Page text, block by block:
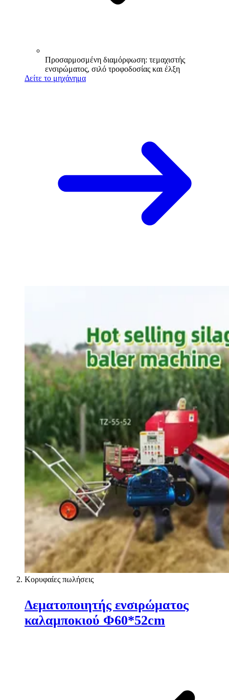
Προσαρμοσμένη διαμόρφωση: τεμαχιστής
ενσιρώματος, σιλό τροφοδοσίας και έλξη
Δείτε το μηχάνημα
Κορυφαίες πωλήσεις
Δεματοποιητής ενσιρώματος
καλαμποκιού Φ60*52cm